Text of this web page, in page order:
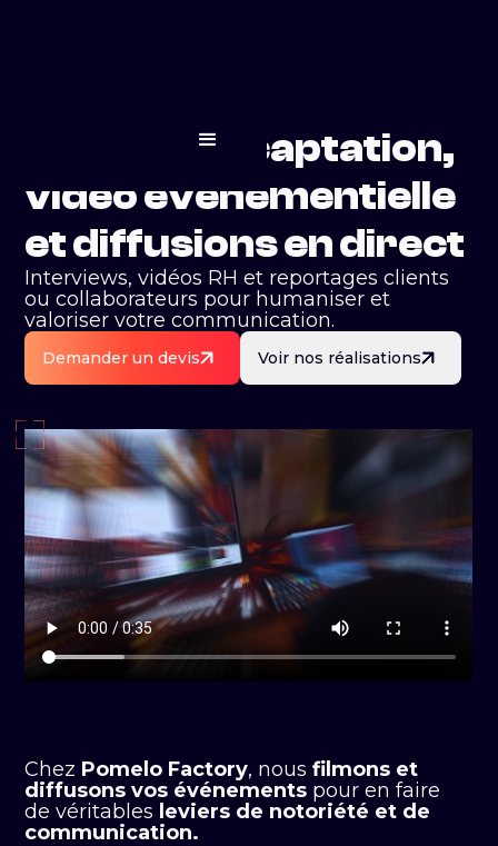
Agence de captation,
vidéo événementielle
et diffusions en direct
Interviews, vidéos RH et reportages clients
ou collaborateurs pour humaniser et
valoriser votre communication.
Demander un devis Voir nos réalisations
Chez Pomelo Factory, nous filmons et
diffusons vos événements pour en faire
de véritables leviers de notoriété et de
communication.